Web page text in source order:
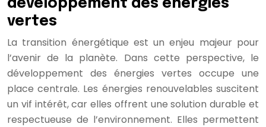
développement des énergies
vertes
La transition énergétique est un enjeu majeur pour
l’avenir de la planète. Dans cette perspective, le
développement des énergies vertes occupe une
place centrale. Les énergies renouvelables suscitent
un vif intérêt, car elles offrent une solution durable et
respectueuse de l’environnement. Elles permettent